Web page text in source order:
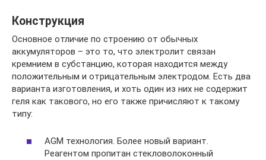
Конструкция
Основное отличие по строению от обычных
аккумуляторов – это то, что электролит связан
кремнием в субстанцию, которая находится между
положительным и отрицательным электродом. Есть два
варианта изготовления, и хоть один из них не содержит
геля как такового, но его также причисляют к такому
типу:
AGM технология. Более новый вариант.
Реагентом пропитан стекловолоконный